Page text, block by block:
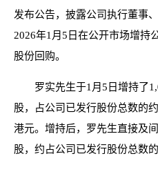
发布公告，披露公司执行董事
2026年1月5日在公开市场增持
股份回购。
罗实先生于1月5日增持了
股，占公司已发行股份总数的
港元。增持后，罗先生直接及
股，约占公司已发行股份总数的